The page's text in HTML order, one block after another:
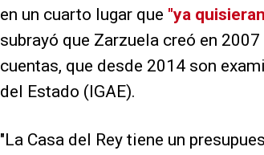
en un cuarto lugar que "ya
subrayó que Zarzuela creó en
cuentas, que desde 2014 son
del Estado (IGAE).
"La Casa del Rey tiene un